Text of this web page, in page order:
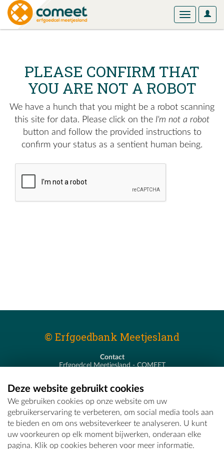
User
Toggle
PLEASE CONFIRM THAT
YOU ARE NOT A ROBOT
We have a hunch that you might be a robot scanning
this site for data. Please click on the I'm not a robot
button and follow the provided instructions to
confirm your status as a sentient human being.
© Erfgoedbank Meetjesland
Contact
Erfgoedcel Meetjesland - COMEET
T - 09 373 75 96
E -erfgoedcel@comeet.be
Deze website gebruikt cookies
We gebruiken cookies op onze website om uw
gebruikerservaring te verbeteren, om social media tools aan
te bieden en om ons websiteverkeer te analyseren. U kunt
uw voorkeuren op elk moment bijwerken, onderaan elke
pagina. Klik op cookies beheren voor meer informatie.